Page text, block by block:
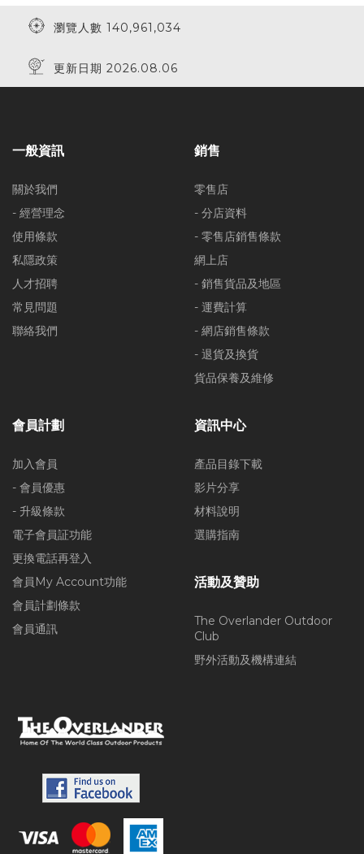
瀏覽人數 140,961,034
更新日期 2026.08.06
一般資訊
關於我們
- 經營理念
使用條款
私隱政策
人才招聘
常見問題
聯絡我們
銷售
零售店
- 分店資料
- 零售店銷售條款
網上店
- 銷售貨品及地區
- 運費計算
- 網店銷售條款
- 退貨及換貨
貨品保養及維修
會員計劃
加入會員
- 會員優惠
- 升級條款
電子會員証功能
更換電話再登入
會員My Account功能
會員計劃條款
會員通訊
資訊中心
產品目錄下載
影片分享
材料說明
選購指南
活動及贊助
The Overlander Outdoor
Club
野外活動及機構連結